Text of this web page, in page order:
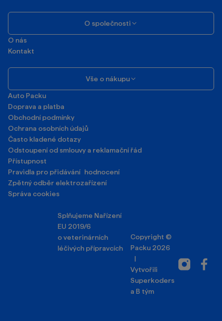
O společnosti
O nás
Kontakt
Vše o nákupu
Auto Packu
Doprava a platba
Obchodní podmínky
Ochrana osobních údajů
Často kladené dotazy
Odstoupení od smlouvy a reklamační řád
Přístupnost
Pravidla pro přidávání hodnocení
Zpětný odběr elektrozařízení
Správa cookies
Splňujeme Nařízení
EU 2019/6
o veterinárních
léčivých přípravcích
Copyright ©
Packu 2026
|
Vytvořili
Superkoders
a B tým
Instagram